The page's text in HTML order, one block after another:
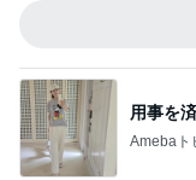
用事を
Amebaト